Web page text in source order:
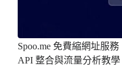
Spoo.me 免費縮網址服
API 整合與流量分析教學